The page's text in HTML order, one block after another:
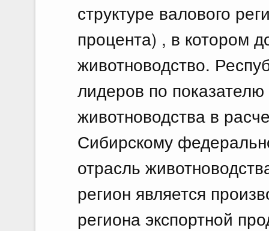
структуре валового
процента) , в котором
животноводство.
лидеров по
животноводства в
Сибирскому
отрасль
регион является
региона экспортной